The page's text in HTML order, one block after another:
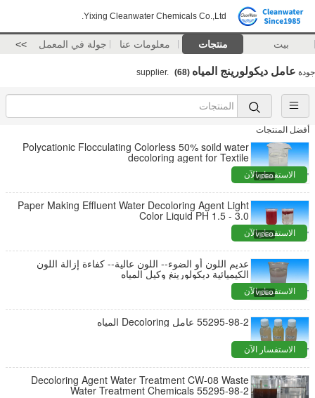
Yixing Cleanwater Chemicals Co.,Ltd.
بيت منتجات معلومات عنا جولة في المعمل >>
جودة عامل ديكولورينج المياه (68)
أفضل المنتجات
Polycationic Flocculating Colorless 50% soild water
decoloring agent for Textile
الاستفسار الآن
Paper Making Effluent Water Decoloring Agent Light
Color Liquid PH 1.5 - 3.0
الاستفسار الآن
عديم اللون أو الضوء-- اللون عالية-- كفاءة إزالة اللون
الكيميائية ديكولورينغ وكيل المياه
الاستفسار الآن
55295-98-2 عامل Decoloring المياه
الاستفسار الآن
Decoloring Agent Water Treatment CW-08 Waste
Water Treatment Chemicals 55295-98-2